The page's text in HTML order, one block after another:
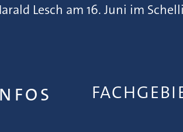
Lesch am 16. Juni im